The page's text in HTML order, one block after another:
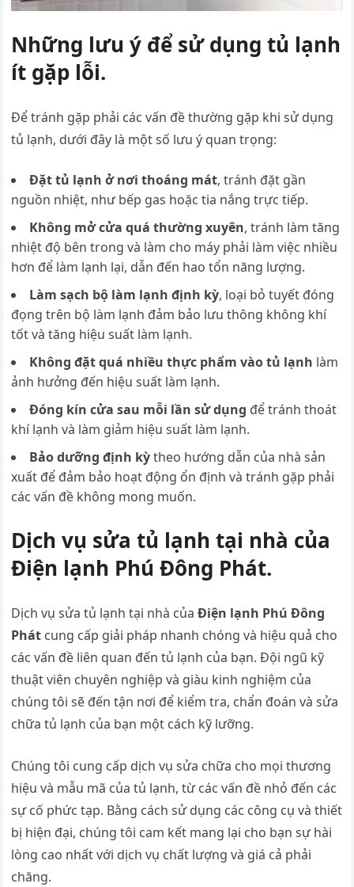
Những lưu ý để sử dụng tủ lạnh
ít gặp lỗi.
Để tránh gặp phải các vấn đề thường gặp khi sử dụng
tủ lạnh, dưới đây là một số lưu ý quan trọng:
Đặt tủ lạnh ở nơi thoáng mát, tránh đặt gần
nguồn nhiệt, như bếp gas hoặc tia nắng trực tiếp.
Không mở cửa quá thường xuyên, tránh làm tăng
nhiệt độ bên trong và làm cho máy phải làm việc nhiều
hơn để làm lạnh lại, dẫn đến hao tổn năng lượng.
Làm sạch bộ làm lạnh định kỳ, loại bỏ tuyết đóng
đọng trên bộ làm lạnh đảm bảo lưu thông không khí
tốt và tăng hiệu suất làm lạnh.
Không đặt quá nhiều thực phẩm vào tủ lạnh làm
ảnh hưởng đến hiệu suất làm lạnh.
Đóng kín cửa sau mỗi lần sử dụng để tránh thoát
khí lạnh và làm giảm hiệu suất làm lạnh.
Bảo dưỡng định kỳtheo hướng dẫn của nhà sản
xuất để đảm bảo hoạt động ổn định và tránh gặp phải
các vấn đề không mong muốn.
Dịch vụ sửa tủ lạnh tại nhà của
Điện lạnh Phú Đông Phát.
Dịch vụ sửa tủ lạnh tại nhà củaĐiện lạnh Phú Đông
Phát cung cấp giải pháp nhanh chóng và hiệu quả cho
các vấn đề liên quan đến tủ lạnh của bạn. Đội ngũ kỹ
thuật viên chuyên nghiệp và giàu kinh nghiệm của
chúng tôi sẽ đến tận nơi để kiểm tra, chẩn đoán và sửa
chữa tủ lạnh của bạn một cách kỹ lưỡng.
Chúng tôi cung cấp dịch vụ sửa chữa cho mọi thương
hiệu và mẫu mã của tủ lạnh, từ các vấn đề nhỏ đến các
sự cố phức tạp. Bằng cách sử dụng các công cụ và thiết
bị hiện đại, chúng tôi cam kết mang lại cho bạn sự hài
lòng cao nhất với dịch vụ chất lượng và giá cả phải
chăng.